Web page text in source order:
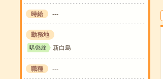
時給 ---
勤務地
駅/路線 新白島
職種 ---